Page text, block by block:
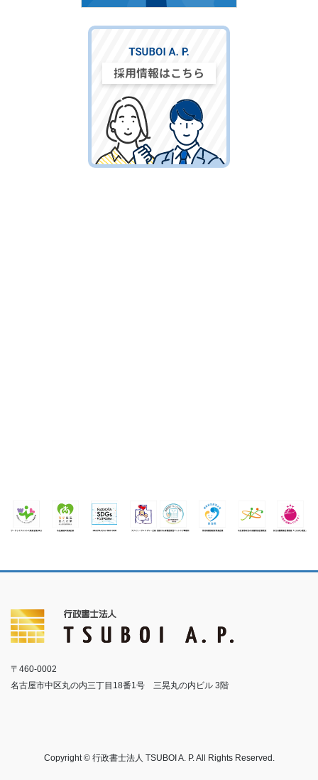
〒460-0002
名古屋市中区丸の内三丁目18番1号 三晃丸の内ビル 3階
Copyright © 行政書士法人 TSUBOI A. P. All Rights Reserved.